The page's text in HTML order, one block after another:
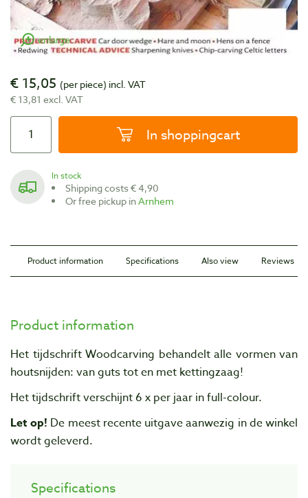
enlarge
€ 15,05 (per piece) incl. VAT
€ 13,81 excl. VAT
In shoppingcart
In stock
Shipping costs € 4,90
Or free pickup inArnhem
Product information Specifications Also view Reviews
Product information
Het tijdschrift Woodcarving behandelt alle vormen van
houtsnijden: van guts tot en met kettingzaag!
Het tijdschrift verschijnt 6 x per jaar in full-colour.
Let op! De meest recente uitgave aanwezig in de winkel
wordt geleverd.
Specifications